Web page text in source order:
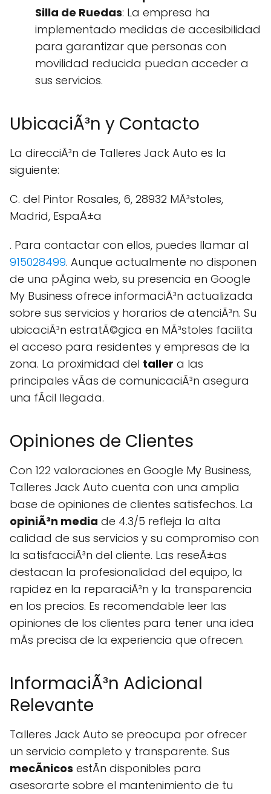
Silla de Ruedas: La empresa ha
implementado medidas de accesibilidad
para garantizar que personas con
movilidad reducida puedan acceder a
sus servicios.
UbicaciÃ³n y Contacto
La direcciÃ³n de Talleres Jack Auto es la
siguiente:
C. del Pintor Rosales, 6, 28932 MÃ³stoles,
Madrid, EspaÃ±a
. Para contactar con ellos, puedes llamar al
915028499. Aunque actualmente no disponen
de una pÃgina web, su presencia en Google
My Business ofrece informaciÃ³n actualizada
sobre sus servicios y horarios de atenciÃ³n. Su
ubicaciÃ³n estratÃ©gica en MÃ³stoles facilita
el acceso para residentes y empresas de la
zona. La proximidad del taller a las
principales vÃ­as de comunicaciÃ³n asegura
una fÃcil llegada.
Opiniones de Clientes
Con 122 valoraciones en Google My Business,
Talleres Jack Auto cuenta con una amplia
base de opiniones de clientes satisfechos. La
opiniÃ³n media de 4.3/5 refleja la alta
calidad de sus servicios y su compromiso con
la satisfacciÃ³n del cliente. Las reseÃ±as
destacan la profesionalidad del equipo, la
rapidez en la reparaciÃ³n y la transparencia
en los precios. Es recomendable leer las
opiniones de los clientes para tener una idea
mÃs precisa de la experiencia que ofrecen.
InformaciÃ³n Adicional
Relevante
Talleres Jack Auto se preocupa por ofrecer
un servicio completo y transparente. Sus
mecÃnicos estÃn disponibles para
asesorarte sobre el mantenimiento de tu